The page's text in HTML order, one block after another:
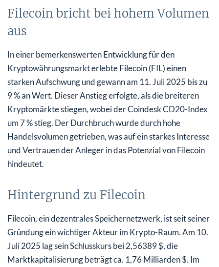
Filecoin bricht bei hohem Volumen
aus
In einer bemerkenswerten Entwicklung für den
Kryptowährungsmarkt erlebte Filecoin (FIL) einen
starken Aufschwung und gewann am 11. Juli 2025 bis zu
9 % an Wert. Dieser Anstieg erfolgte, als die breiteren
Kryptomärkte stiegen, wobei der Coindesk CD20-Index
um 7 % stieg. Der Durchbruch wurde durch hohe
Handelsvolumen getrieben, was auf ein starkes Interesse
und Vertrauen der Anleger in das Potenzial von Filecoin
hindeutet.
Hintergrund zu Filecoin
Filecoin, ein dezentrales Speichernetzwerk, ist seit seiner
Gründung ein wichtiger Akteur im Krypto-Raum. Am 10.
Juli 2025 lag sein Schlusskurs bei 2,56389 $, die
Marktkapitalisierung beträgt ca. 1,76 Milliarden $. Im